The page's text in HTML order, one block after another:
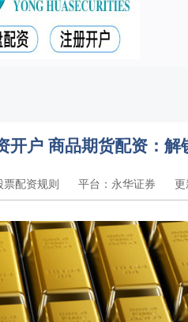
开户 商品期货配资：
票配资规则 平台：永华证券